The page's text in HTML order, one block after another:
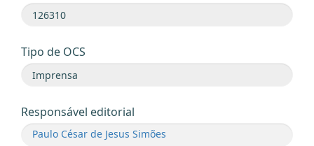
Tipo de OCS
Responsável editorial
Paulo César de Jesus Simões